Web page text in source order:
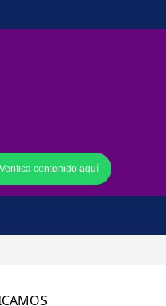
Verifica contenido aquí